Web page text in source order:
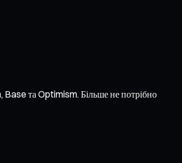
та Optimism. Більше не потрібно